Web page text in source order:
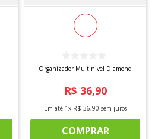
Organizador Multinivel Diamond
R$ 36,90
Em até 1x R$ 36,90 sem juros
COMPRAR